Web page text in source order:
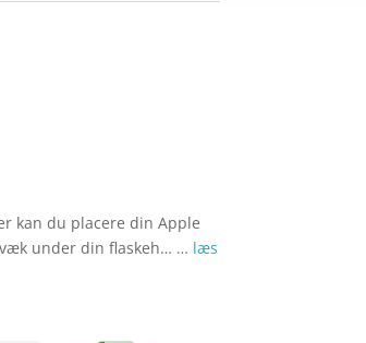
kan du placere din Apple
under din flaskeh… … læs